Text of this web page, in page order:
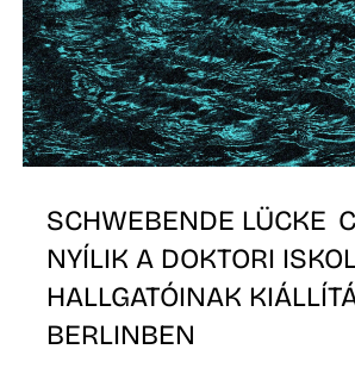
SCHWEBENDE LÜCKE
NYÍLIK A DOKTORI
HALLGATÓINAK
BERLINBEN